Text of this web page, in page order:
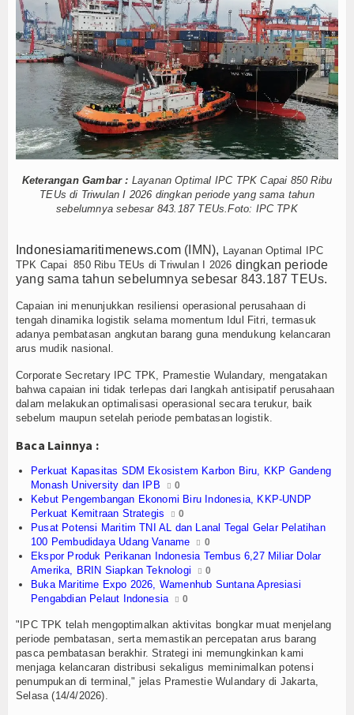
Hankam
Hukum
Internasional
Kelautan dan Perikanan
Kesehatan
Khazanah
Maritim
Nasional
News
Olahraga
Perhubungan
Religi
Pelabuhan
Politik
Seni & Budaya
Sorot
Tauziah
Tokoh
Wisata
Edukasi Publik Lawan Pinjol Ilegal
Tinggi
IPC TPK-Kejari Jakut Perpanjang Kerja Sama Hukum
ABK
5 Motor Harley Pretelan dari China Diselundupkan Lewat
Menyentuh Esensi Perlindungan Nyawa
Menhan RI, Panglima TNI dan Kepala Staf Angkatan
Getarkan Laut Dabo Singkep
Hajat dan Santuni Anak Yatim
Kampung Nelayan Merah Putih
Edukasi Publik Lawan Pinjol Ilegal
Tinggi
IPC TPK-Kejari Jakut Perpanjang Kerja Sama Hukum
5 Motor Harley Pretelan dari China Diselundupkan Lewat
Keterangan Gambar : Layanan Optimal IPC TPK Capai 850 Ribu
TEUs di Triwulan I 2026 dingkan periode yang sama tahun
sebelumnya sebesar 843.187 TEUs.Foto: IPC TPK
Indonesiamaritimenews.com (IMN),
Layanan Optimal IPC
TPK Capai 850 Ribu TEUs di Triwulan I 2026 dingkan periode
yang sama tahun sebelumnya sebesar 843.187 TEUs.
Capaian ini menunjukkan resiliensi operasional perusahaan di
tengah dinamika logistik selama momentum Idul Fitri, termasuk
adanya pembatasan angkutan barang guna mendukung kelancaran
arus mudik nasional.
Corporate Secretary IPC TPK, Pramestie Wulandary, mengatakan
bahwa capaian ini tidak terlepas dari langkah antisipatif perusahaan
dalam melakukan optimalisasi operasional secara terukur, baik
sebelum maupun setelah periode pembatasan logistik.
Baca Lainnya :
Perkuat Kapasitas SDM Ekosistem Karbon Biru, KKP Gandeng
Monash University dan IPB
0
Kebut Pengembangan Ekonomi Biru Indonesia, KKP-UNDP
Perkuat Kemitraan Strategis
0
Pusat Potensi Maritim TNI AL dan Lanal Tegal Gelar Pelatihan
100 Pembudidaya Udang Vaname
0
Ekspor Produk Perikanan Indonesia Tembus 6,27 Miliar Dolar
Amerika, BRIN Siapkan Teknologi
0
Buka Maritime Expo 2026, Wamenhub Suntana Apresiasi
Pengabdian Pelaut Indonesia
0
"IPC TPK telah mengoptimalkan aktivitas bongkar muat menjelang
periode pembatasan, serta memastikan percepatan arus barang
pasca pembatasan berakhir. Strategi ini memungkinkan kami
menjaga kelancaran distribusi sekaligus meminimalkan potensi
penumpukan di terminal," jelas Pramestie Wulandary di Jakarta,
Selasa (14/4/2026).